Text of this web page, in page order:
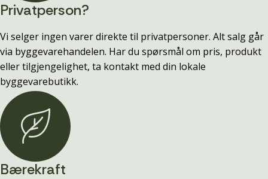
Privatperson?
Vi selger ingen varer direkte til privatpersoner. Alt salg går
via byggevarehandelen. Har du spørsmål om pris, produkt
eller tilgjengelighet, ta kontakt med din lokale
byggevarebutikk.
Bærekraft